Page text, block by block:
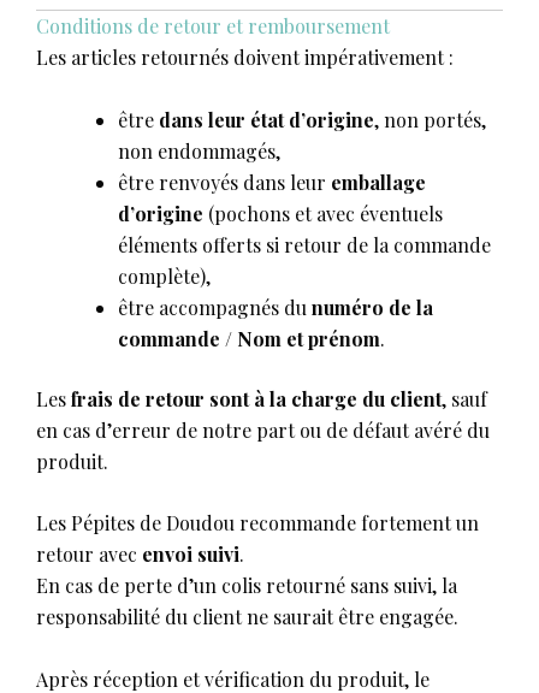
Conditions de retour et remboursement
Les articles retournés doivent impérativement :
être dans leur état d’origine, non portés,
non endommagés,
être renvoyés dans leur emballage
d’origine (pochons et avec éventuels
éléments offerts si retour de la commande
complète),
être accompagnés du numéro de la
commande / Nom et prénom.
Lesfrais de retour sont à la charge du client, sauf
en cas d’erreur de notre part ou de défaut avéré du
produit.
Les Pépites de Doudou recommande fortement un
retour avec envoi suivi.
En cas de perte d’un colis retourné sans suivi, la
responsabilité du client ne saurait être engagée.
Après réception et vérification du produit, le